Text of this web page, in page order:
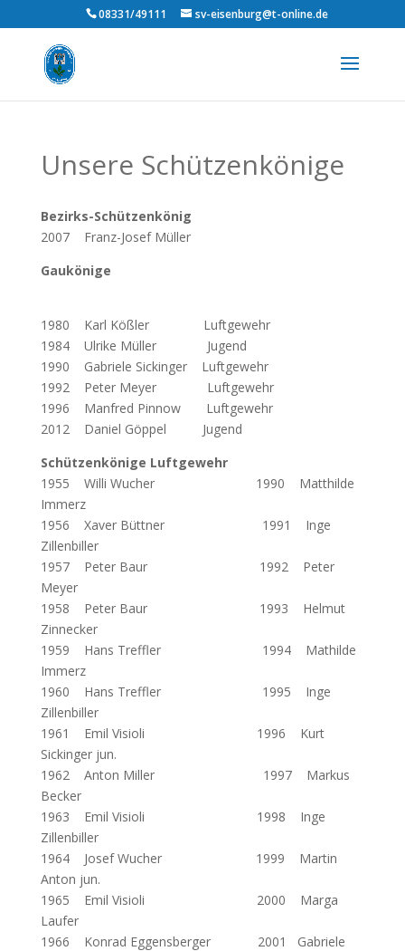
08331/49111 sv-eisenburg@t-online.de
Unsere Schützenkönige
Bezirks-Schützenkönig
2007 Franz-Josef Müller
Gaukönige
1980 Karl Kößler Luftgewehr
1984 Ulrike Müller Jugend
1990 Gabriele Sickinger Luftgewehr
1992 Peter Meyer Luftgewehr
1996 Manfred Pinnow Luftgewehr
2012 Daniel Göppel Jugend
Schützenkönige Luftgewehr
1955 Willi Wucher
1990 Matthilde
Immerz
1956 Xaver Büttner 1991 Inge
Zillenbiller
1957 Peter Baur 1992 Peter
Meyer
1958 Peter Baur 1993 Helmut
Zinnecker
1959 Hans Treffler 1994 Mathilde
Immerz
1960 Hans Treffler 1995 Inge
Zillenbiller
1961 Emil Visioli 1996 Kurt
Sickinger jun.
1962 Anton Miller 1997 Markus
Becker
1963 Emil Visioli 1998 Inge
Zillenbiller
1964 Josef Wucher 1999 Martin
Anton jun.
1965 Emil Visioli 2000 Marga
Laufer
1966 Konrad Eggensberger 2001 Gabriele